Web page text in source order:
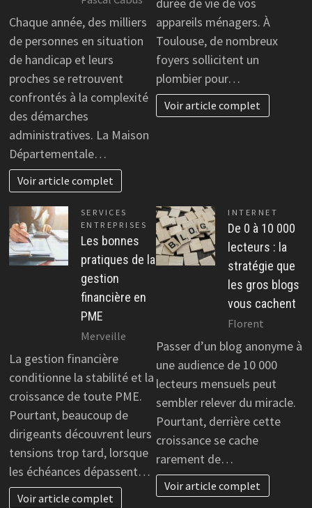
Chaque année, des milliers
de personnes en situation
de handicap et leurs
proches se retrouvent
confrontés à la complexité
des démarches
administratives. La Maison
Départementale…
Voir article complet
appareils ménagers. À
Toulouse, de nombreux
foyers sollicitent un
plombier pour…
Voir article complet
SERVICES
ENTREPRISES
Les bonnes
pratiques de la
gestion
financière en
PME
Merveille
La gestion financière
conditionne la stabilité et la
croissance de toute PME.
Pourtant, beaucoup de
dirigeants découvrent leurs
tensions trop tard, lorsque
les échéances dépassent…
Voir article complet
INTERNET
De 0 à 10 000
lecteurs : la
stratégie que
les gros blogs
vous cachent
Florent
Passer d’un blog anonyme à
une audience de 10 000
lecteurs mensuels peut
sembler relever du miracle.
Pourtant, derrière cette
croissance se cache
rarement de…
Voir article complet